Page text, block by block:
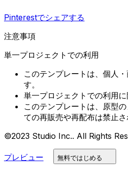
Pinterestでシェアする
注意事項
単一プロジェクトでの利用
このテンプレートは、個人
す。
単一プロジェクトでの利用に
このテンプレートは、原型
ての再販売や再配布は禁止さ
©2023 Studio Inc.. All Rights
プレビュー 無料ではじめる